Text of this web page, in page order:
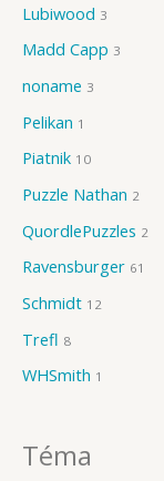
Lubiwood 3
Madd Capp 3
noname 3
Pelikan 1
Piatnik 10
Puzzle Nathan 2
QuordlePuzzles 2
Ravensburger 61
Schmidt 12
Trefl 8
WHSmith 1
Téma